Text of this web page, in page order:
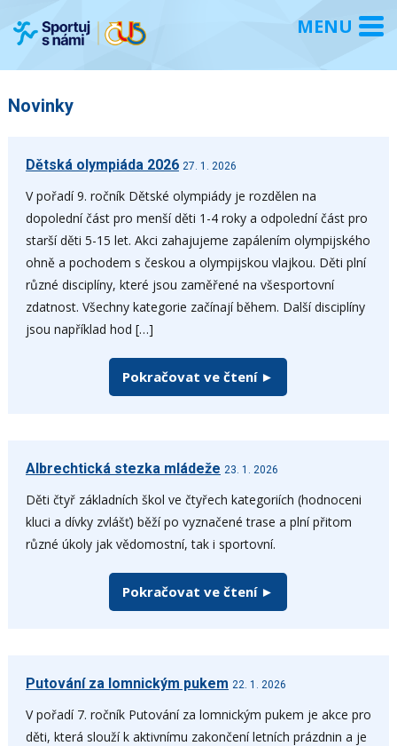
Novinky
Dětská olympiáda 2026 27. 1. 2026
V pořadí 9. ročník Dětské olympiády je rozdělen na
dopolední část pro menší děti 1-4 roky a odpolední část pro
starší děti 5-15 let. Akci zahajujeme zapálením olympijského
ohně a pochodem s českou a olympijskou vlajkou. Děti plní
různé disciplíny, které jsou zaměřené na všesportovní
zdatnost. Všechny kategorie začínají během. Další disciplíny
jsou například hod […]
Pokračovat ve čtení ►
Albrechtická stezka mládeže 23. 1. 2026
Děti čtyř základních škol ve čtyřech kategoriích (hodnoceni
kluci a dívky zvlášť) běží po vyznačené trase a plní přitom
různé úkoly jak vědomostní, tak i sportovní.
Pokračovat ve čtení ►
Putování za lomnickým pukem 22. 1. 2026
V pořadí 7. ročník Putování za lomnickým pukem je akce pro
děti, která slouží k aktivnímu zakončení letních prázdnin a je